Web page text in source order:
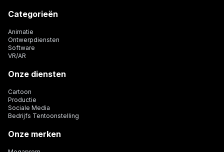
Categorieën
Animatie
Ontwerpdiensten
Software
VR/AR
Onze diensten
Cartoon
Productie
Sociale Media
Bedrijfs Tentoonstelling
Onze merken